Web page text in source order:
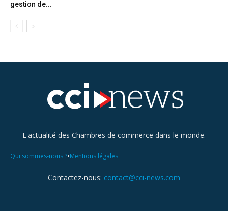
gestion de...
L'actualité des Chambres de commerce dans le monde.
Qui sommes-nous ?•Mentions légales
Contactez-nous: contact@cci-news.com